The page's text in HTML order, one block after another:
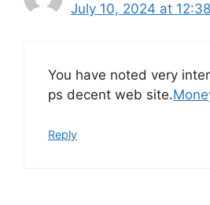
July 10, 2024 at
You have noted very
ps decent web site.
Reply